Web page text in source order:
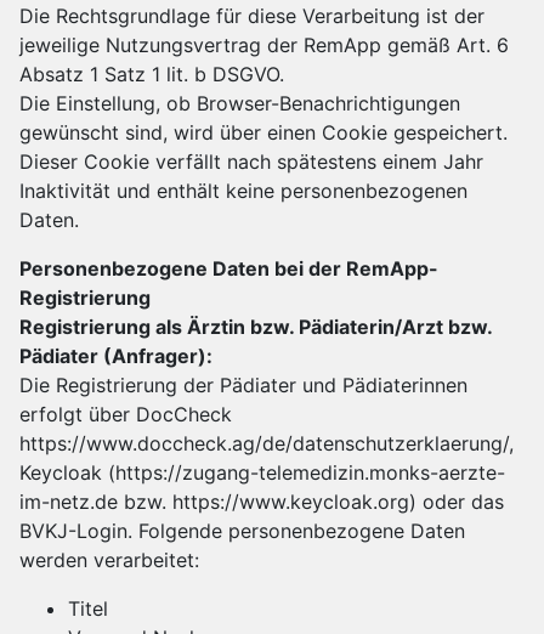
Die Rechtsgrundlage für diese Verarbeitung ist der
jeweilige Nutzungsvertrag der RemApp gemäß Art. 6
Absatz 1 Satz 1 lit. b DSGVO.
Die Einstellung, ob Browser-Benachrichtigungen
gewünscht sind, wird über einen Cookie gespeichert.
Dieser Cookie verfällt nach spätestens einem Jahr
Inaktivität und enthält keine personenbezogenen
Daten.
Personenbezogene Daten bei der RemApp-
Registrierung
Registrierung als Ärztin bzw. Pädiaterin/Arzt bzw.
Pädiater (Anfrager):
Die Registrierung der Pädiater und Pädiaterinnen
erfolgt über DocCheck
https://www.doccheck.ag/de/datenschutzerklaerung/,
Keycloak (https://zugang-telemedizin.monks-aerzte-
im-netz.de bzw. https://www.keycloak.org) oder das
BVKJ-Login. Folgende personenbezogene Daten
werden verarbeitet:
Titel